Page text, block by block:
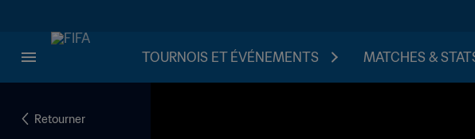
TOURNOIS ET ÉVÉNEMENTS MATCHES &
Retourner